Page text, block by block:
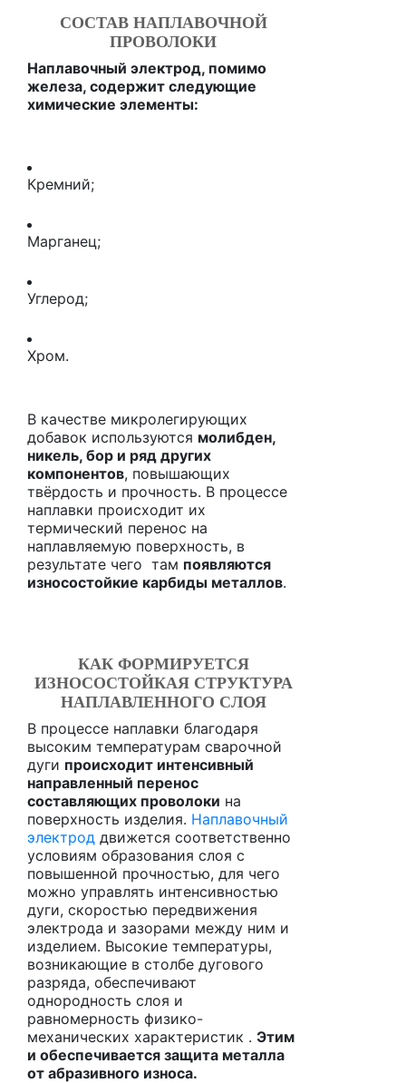
СОСТАВ НАПЛАВОЧНОЙ
ПРОВОЛОКИ
Наплавочный электрод, помимо
железа, содержит следующие
химические элементы:
Кремний;
Марганец;
Углерод;
Хром.
В качестве микролегирующих
добавок используются молибден,
никель, бор и ряд других
компонентов, повышающих
твёрдость и прочность. В процессе
наплавки происходит их
термический перенос на
наплавляемую поверхность, в
результате чего там появляются
износостойкие карбиды металлов.
КАК ФОРМИРУЕТСЯ
ИЗНОСОСТОЙКАЯ СТРУКТУРА
НАПЛАВЛЕННОГО СЛОЯ
В процессе наплавки благодаря
высоким температурам сварочной
дуги происходит интенсивный
направленный перенос
составляющих проволоки на
поверхность изделия. Наплавочный
электрод движется соответственно
условиям образования слоя с
повышенной прочностью, для чего
можно управлять интенсивностью
дуги, скоростью передвижения
электрода и зазорами между ним и
изделием. Высокие температуры,
возникающие в столбе дугового
разряда, обеспечивают
однородность слоя и
равномерность физико-
механических характеристик . Этим
и обеспечивается защита металла
от абразивного износа.